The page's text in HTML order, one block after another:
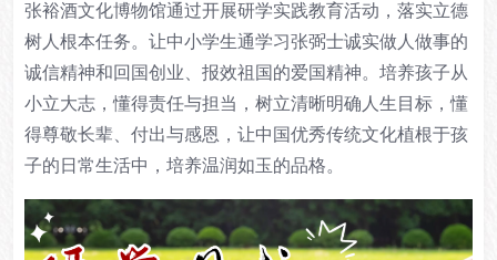
张裕酒文化博物馆通过开展研学实践教育活动，落实立德
树人根本任务。让中小学生通学习张弼士诚实做人做事的
诚信精神和回国创业、报效祖国的爱国精神。培养孩子从
小立大志，懂得责任与担当，树立清晰明确人生目标，懂
得尊敬长辈、付出与感恩，让中国优秀传统文化植根于孩
子的日常生活中，培养温润如玉的品格。